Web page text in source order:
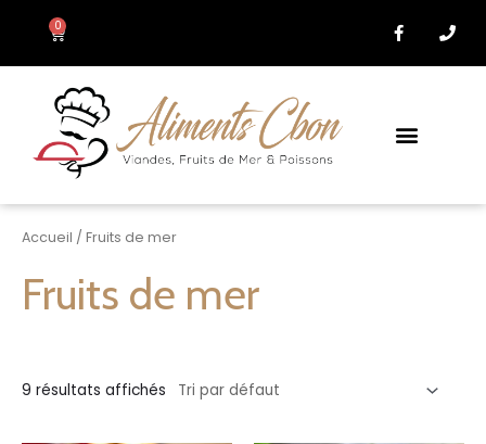
0
Panier F
a
e
k
P
h
n
Accueil / Fruits de mer
Fruits de mer
9 résultats affichés